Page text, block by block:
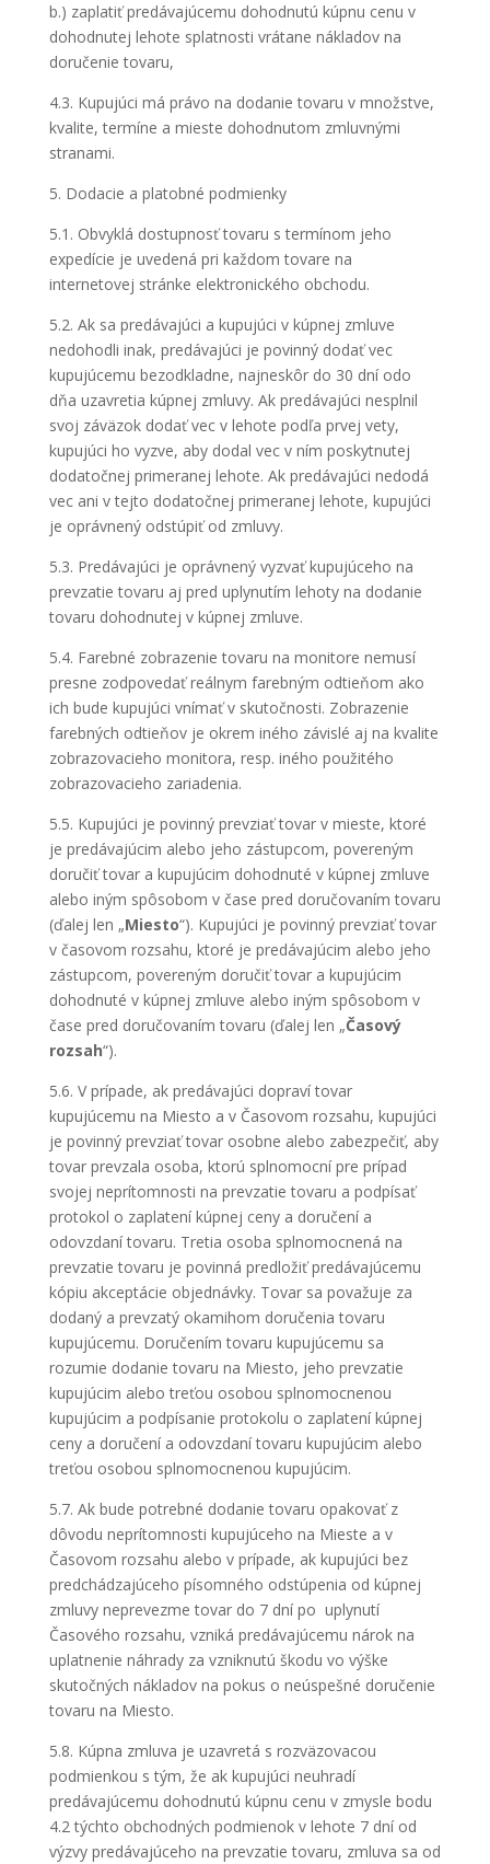
b.) zaplatiť predávajúcemu dohodnutú kúpnu cenu v
dohodnutej lehote splatnosti vrátane nákladov na
doručenie tovaru,
4.3. Kupujúci má právo na dodanie tovaru v množstve,
kvalite, termíne a mieste dohodnutom zmluvnými
stranami.
5. Dodacie a platobné podmienky
5.1. Obvyklá dostupnosť tovaru s termínom jeho
expedície je uvedená pri každom tovare na
internetovej stránke elektronického obchodu.
5.2. Ak sa predávajúci a kupujúci v kúpnej zmluve
nedohodli inak, predávajúci je povinný dodať vec
kupujúcemu bezodkladne, najneskôr do 30 dní odo
dňa uzavretia kúpnej zmluvy. Ak predávajúci nesplnil
svoj záväzok dodať vec v lehote podľa prvej vety,
kupujúci ho vyzve, aby dodal vec v ním poskytnutej
dodatočnej primeranej lehote. Ak predávajúci nedodá
vec ani v tejto dodatočnej primeranej lehote, kupujúci
je oprávnený odstúpiť od zmluvy.
5.3. Predávajúci je oprávnený vyzvať kupujúceho na
prevzatie tovaru aj pred uplynutím lehoty na dodanie
tovaru dohodnutej v kúpnej zmluve.
5.4. Farebné zobrazenie tovaru na monitore nemusí
presne zodpovedať reálnym farebným odtieňom ako
ich bude kupujúci vnímať v skutočnosti. Zobrazenie
farebných odtieňov je okrem iného závislé aj na kvalite
zobrazovacieho monitora, resp. iného použitého
zobrazovacieho zariadenia.
5.5. Kupujúci je povinný prevziať tovar v mieste, ktoré
je predávajúcim alebo jeho zástupcom, povereným
doručiť tovar a kupujúcim dohodnuté v kúpnej zmluve
alebo iným spôsobom v čase pred doručovaním tovaru
(ďalej len „Miesto“). Kupujúci je povinný prevziať tovar
v časovom rozsahu, ktoré je predávajúcim alebo jeho
zástupcom, povereným doručiť tovar a kupujúcim
dohodnuté v kúpnej zmluve alebo iným spôsobom v
čase pred doručovaním tovaru (ďalej len „Časový
rozsah“).
5.6. V prípade, ak predávajúci dopraví tovar
kupujúcemu na Miesto a v Časovom rozsahu, kupujúci
je povinný prevziať tovar osobne alebo zabezpečiť, aby
tovar prevzala osoba, ktorú splnomocní pre prípad
svojej neprítomnosti na prevzatie tovaru a podpísať
protokol o zaplatení kúpnej ceny a doručení a
odovzdaní tovaru. Tretia osoba splnomocnená na
prevzatie tovaru je povinná predložiť predávajúcemu
kópiu akceptácie objednávky. Tovar sa považuje za
dodaný a prevzatý okamihom doručenia tovaru
kupujúcemu. Doručením tovaru kupujúcemu sa
rozumie dodanie tovaru na Miesto, jeho prevzatie
kupujúcim alebo treťou osobou splnomocnenou
kupujúcim a podpísanie protokolu o zaplatení kúpnej
ceny a doručení a odovzdaní tovaru kupujúcim alebo
treťou osobou splnomocnenou kupujúcim.
5.7. Ak bude potrebné dodanie tovaru opakovať z
dôvodu neprítomnosti kupujúceho na Mieste a v
Časovom rozsahu alebo v prípade, ak kupujúci bez
predchádzajúceho písomného odstúpenia od kúpnej
zmluvy neprevezme tovar do 7 dní po uplynutí
Časového rozsahu, vzniká predávajúcemu nárok na
uplatnenie náhrady za vzniknutú škodu vo výške
skutočných nákladov na pokus o neúspešné doručenie
tovaru na Miesto.
5.8. Kúpna zmluva je uzavretá s rozväzovacou
podmienkou s tým, že ak kupujúci neuhradí
predávajúcemu dohodnutú kúpnu cenu v zmysle bodu
4.2 týchto obchodných podmienok v lehote 7 dní od
výzvy predávajúceho na prevzatie tovaru, zmluva sa od